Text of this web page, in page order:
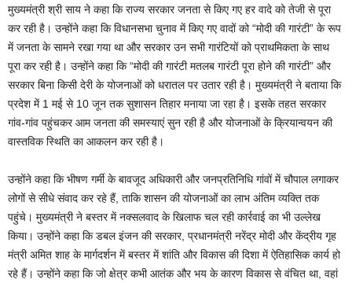
मुख्यमंत्री श्री साय ने कहा कि राज्य सरकार जनता से किए गए हर वादे को तेजी से पूरा
कर रही है। उन्होंने कहा कि विधानसभा चुनाव में किए गए वादों को “मोदी की गारंटी” के रूप
में जनता के सामने रखा गया था और सरकार उन सभी गारंटियों को प्राथमिकता के साथ
पूरा कर रही है। उन्होंने कहा कि “मोदी की गारंटी मतलब गारंटी पूरा होने की गारंटी” और
सरकार बिना किसी देरी के योजनाओं को धरातल पर उतार रही है। मुख्यमंत्री ने बताया कि
प्रदेश में 1 मई से 10 जून तक सुशासन तिहार मनाया जा रहा है। इसके तहत सरकार
गांव-गांव पहुंचकर आम जनता की समस्याएं सुन रही है और योजनाओं के क्रियान्वयन की
वास्तविक स्थिति का आकलन कर रही है।
उन्होंने कहा कि भीषण गर्मी के बावजूद अधिकारी और जनप्रतिनिधि गांवों में चौपाल लगाकर
लोगों से सीधे संवाद कर रहे हैं, ताकि शासन की योजनाओं का लाभ अंतिम व्यक्ति तक
पहुंचे। मुख्यमंत्री ने बस्तर में नक्सलवाद के खिलाफ चल रही कार्रवाई का भी उल्लेख
किया। उन्होंने कहा कि डबल इंजन की सरकार, प्रधानमंत्री नरेंद्र मोदी और केंद्रीय गृह
मंत्री अमित शाह के मार्गदर्शन में बस्तर में शांति और विकास की दिशा में ऐतिहासिक कार्य हो
रहे हैं। उन्होंने कहा कि जो क्षेत्र कभी आतंक और भय के कारण विकास से वंचित था, वहां